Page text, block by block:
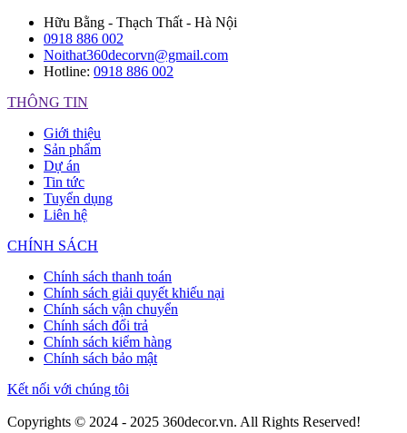
Hữu Bằng - Thạch Thất - Hà Nội
0918 886 002
Noithat360decorvn@gmail.com
Hotline: 0918 886 002
THÔNG TIN
Giới thiệu
Sản phẩm
Dự án
Tin tức
Tuyển dụng
Liên hệ
CHÍNH SÁCH
Chính sách thanh toán
Chính sách giải quyết khiếu nại
Chính sách vận chuyển
Chính sách đổi trả
Chính sách kiểm hàng
Chính sách bảo mật
Kết nối với chúng tôi
Copyrights © 2024 - 2025 360decor.vn. All Rights Reserved!